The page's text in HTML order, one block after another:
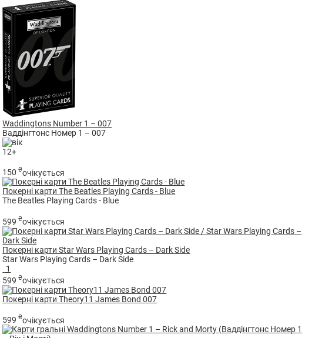
Waddingtons Number 1 – 007
Ваддінгтонс Номер 1 – 007
12+
150₴очікується
Покерні карти The Beatles Playing Cards - Blue
The Beatles Playing Cards - Blue
599₴очікується
Покерні карти Star Wars Playing Cards – Dark Side
Star Wars Playing Cards – Dark Side
1
599₴очікується
Покерні карти Theory11 James Bond 007
599₴очікується